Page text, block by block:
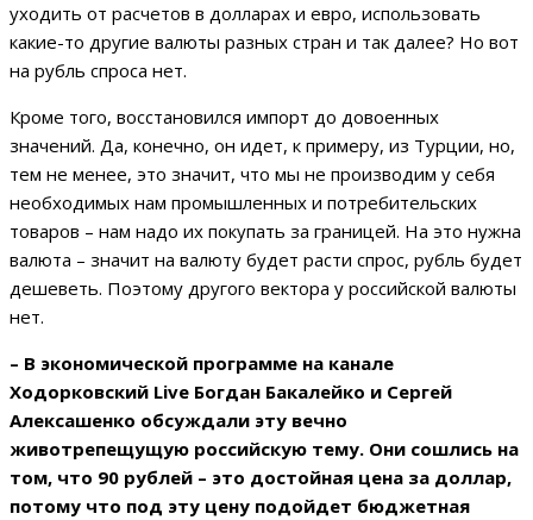
уходить от расчетов в долларах и евро, использовать
какие-то другие валюты разных стран и так далее? Но вот
на рубль спроса нет.
Кроме того, восстановился импорт до довоенных
значений. Да, конечно, он идет, к примеру, из Турции, но,
тем не менее, это значит, что мы не производим у себя
необходимых нам промышленных и потребительских
товаров – нам надо их покупать за границей. На это нужна
валюта – значит на валюту будет расти спрос, рубль будет
дешеветь. Поэтому другого вектора у российской валюты
нет.
– В экономической программе на канале
Ходорковский Live Богдан Бакалейко и Сергей
Алексашенко обсуждали эту вечно
животрепещущую российскую тему. Они сошлись на
том, что 90 рублей – это достойная цена за доллар,
потому что под эту цену подойдет бюджетная